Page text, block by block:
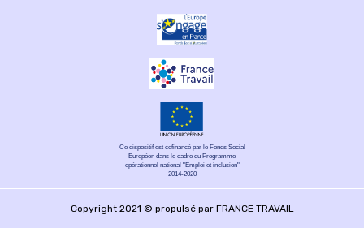
Ce dispositif est cofinancé par le Fonds Social
Européen dans le cadre du Programme
opérationnel national "Emploi et inclusion"
2014-2020
Copyright 2021 © propulsé par FRANCE TRAVAIL